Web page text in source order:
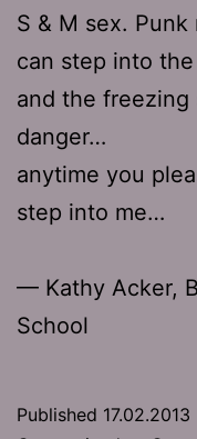
S & M sex. Punk
can step into
and the freezing
danger…
anytime you
step into me…
— Kathy Acker,
School
Published 17.02.2013